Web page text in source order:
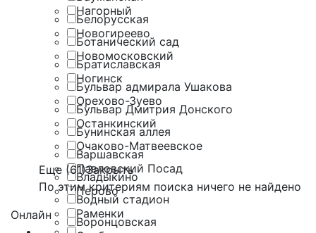
Нагорный
Новогиреево
Новомосковский
Ногинск
Орехово-Зуево
Останкинский
Очаково-Матвеевское
Павловский Посад
Перово
Раменки
Белорусская
Ботанический сад
Братиславская
Бульвар адмирала Ушакова
Бульвар Дмитрия Донского
Бунинская аллея
Варшавская
Владыкино
Водный стадион
Воронцовская
Еще (61)Закрыть
По этим критериям поиска ничего не найдено
Онлайн